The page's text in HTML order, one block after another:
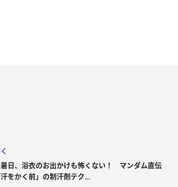
日、浴衣のお出かけも怖くない！ マンダム直伝
汗をかく前」の制汗剤テク...